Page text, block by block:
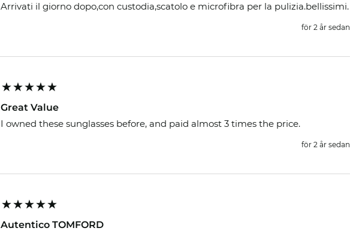
Arrivati il giorno dopo,con custodia,scatolo e microfibra per la pulizia.bellissimi.
för 2 år sedan
Great Value
I owned these sunglasses before, and paid almost 3 times the price.
för 2 år sedan
Autentico TOMFORD